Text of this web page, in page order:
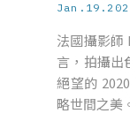
法國攝影
言，拍攝出
絕望的
略世間之美